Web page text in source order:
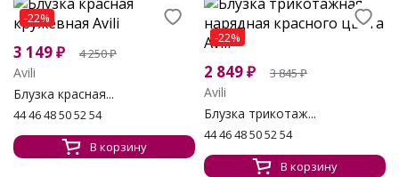
-22%
3 149₽ 4 250₽
Avili
Блузка красная...
44 46 48 50 52 54
В корзину
-22%
2 849₽ 3 845₽
Avili
Блузка трикотаж...
44 46 48 50 52 54
В корзину